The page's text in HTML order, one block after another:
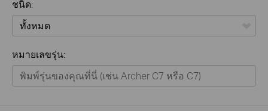
ชนิด:
Home
Smart Home
หมายเลขรุ่น: